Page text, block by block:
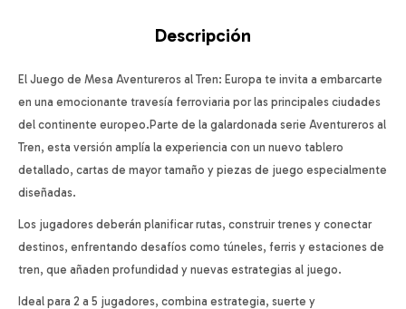
Descripción
El Juego de Mesa Aventureros al Tren: Europa te invita a embarcarte
en una emocionante travesía ferroviaria por las principales ciudades
del continente europeo.Parte de la galardonada serie Aventureros al
Tren, esta versión amplía la experiencia con un nuevo tablero
detallado, cartas de mayor tamaño y piezas de juego especialmente
diseñadas.
Los jugadores deberán planificar rutas, construir trenes y conectar
destinos, enfrentando desafíos como túneles, ferris y estaciones de
tren, que añaden profundidad y nuevas estrategias al juego.
Ideal para 2 a 5 jugadores, combina estrategia, suerte y